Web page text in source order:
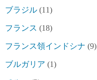
ブラジル (11)
フランス (18)
フランス領インドシナ (9)
ブルガリア (1)